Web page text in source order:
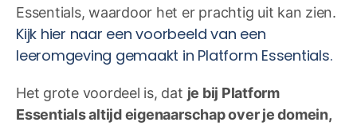
Essentials, waardoor het er prachtig uit kan zien.
Kijk hier naar een voorbeeld van een
leeromgeving gemaakt in Platform Essentials.
Het grote voordeel is, dat je bij Platform
Essentials altijd eigenaarschap over je domein,